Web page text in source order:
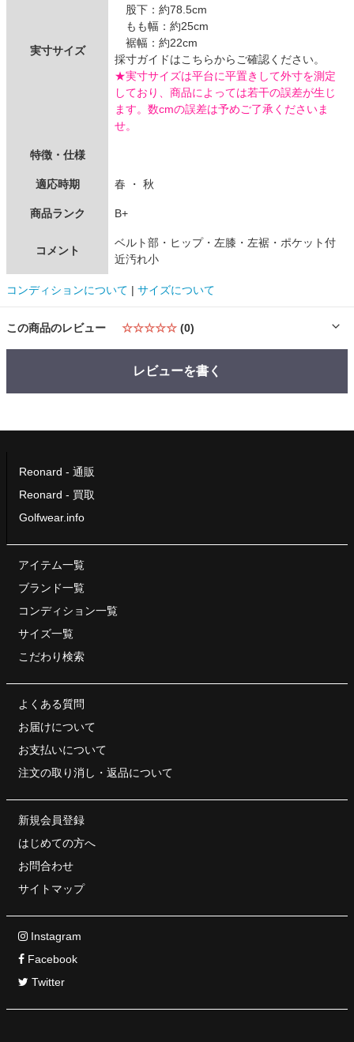
実寸サイズ
股下：約78.5cm
もも幅：約25cm
裾幅：約22cm
採寸ガイドはこちらからご確認ください。
★実寸サイズは平台に平置きして外寸を測定
しており、商品によっては若干の誤差が生じ
ます。数cmの誤差は予めご了承くださいま
せ。
特徴・仕様
適応時期 春 ・ 秋
商品ランク B+
コメント
ベルト部・ヒップ・左膝・左裾・ポケット付
近汚れ小
コンディションについて | サイズについて
この商品のレビュー ☆☆☆☆☆ (0)
レビューを書く
Reonard - 通販
Reonard - 買取
Golfwear.info
アイテム一覧
ブランド一覧
コンディション一覧
サイズ一覧
こだわり検索
よくある質問
お届けについて
お支払いについて
注文の取り消し・ 返品について
新規会員登録
はじめての方へ
お問合わせ
サイトマップ
Instagram
Facebook
Twitter